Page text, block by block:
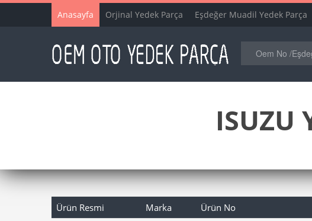
Anasayfa Orjinal Yedek Parça Eşdeğer Muadil Yedek Parça
ISUZU
Ürün Resmi Marka Ürün No